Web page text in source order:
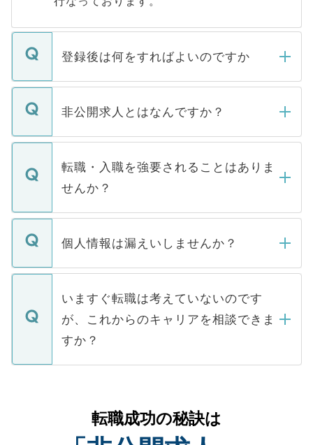
登録後は何をすればよいのですか
ご登録いただきましたら、弊社担当者がご
登録内容を確認し、その後メールもしくは
ます。通常、5営業日以内にはご連絡をせて
いただきますので、しばらくお待ちくださ
非公開求人とはなんですか？
マイナビDOCTORで取り扱っている求人の
うち約3割は、Webサイトからご覧いただ
けない「非公開求人」です。非公開求人は
下記の理由によって、一般には公開してい
ません。
■応募殺到を避けるため 人気のある医療機
関を公にしてしまうと、応募が殺到する場
に、医療機関が求める条件に合った人材の
みを人材紹介会社に依頼するケースが増え
ています。
転職・入職を強要されることはありま
せんか？
転職・入職を強要することは一切ありませ
ん。また、仮に応募先から内定をいただい
定を承諾する必要はありません。内定先へ
の辞退の連絡はキャリアパートナーが行い
個人情報は漏えいしませんか？
個人情報が漏えいすることはありませんの
で、ご安心ください。当サイトからの登録
などで収集したご登録者様の個人情報は、
ご本人のキャリアアップおよび転職活動の
支援を目的に使用いたします。お預かりし
ているすべての個人データはご本人の許可
は、個人情報の取り扱いについての厳密な
管理基準を満たした事業者のみに付与され
いますぐ転職は考えていないのです
が、これからのキャリアを相談できま
すか？
かがいして、現在の医療機関の状況や紹介
経験をまじえながら、適切なアドバイスを
転職成功の秘訣は